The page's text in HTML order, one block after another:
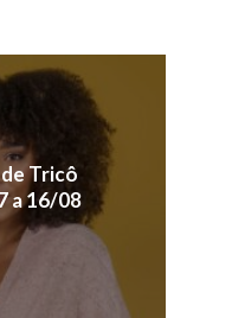
Tricô
a 16/08